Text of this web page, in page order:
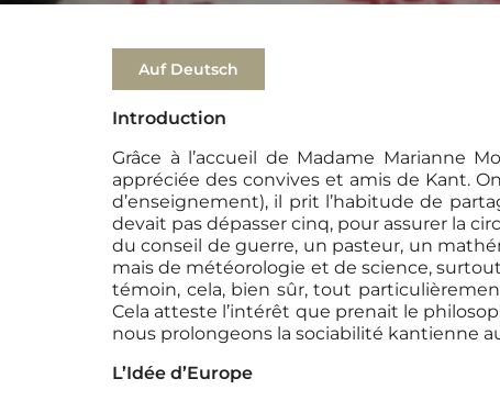
Auf Deutsch
Introduction
Grâce à l’accueil de Madame Marianne
appréciée des convives et amis de Kant.
d’enseignement), il prit l’habitude de
devait pas dépasser cinq, pour assurer la
du conseil de guerre, un pasteur, un
mais de météorologie et de science,
témoin, cela, bien sûr, tout
Cela atteste l’intérêt que prenait le
nous prolongeons la sociabilité kantienne
L’Idée d’Europe